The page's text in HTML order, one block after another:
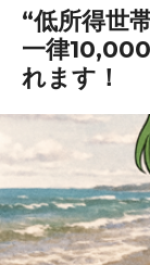
“低所得世
一律
れます！